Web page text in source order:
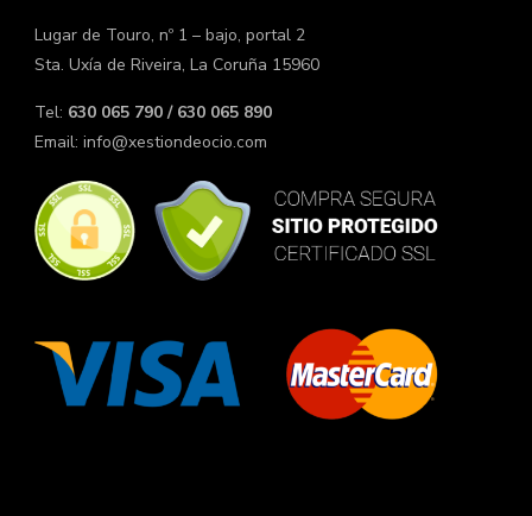
Lugar de Touro, nº 1 – bajo, portal 2
Sta. Uxía de Riveira, La Coruña 15960
Tel: 630 065 790 / 630 065 890
Email: info@xestiondeocio.com